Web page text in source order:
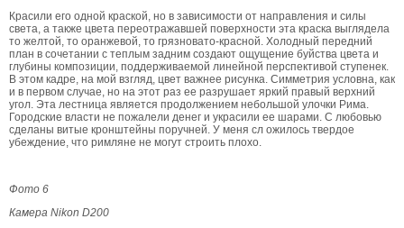
Красили его одной краской, но в зависимости от направления и силы
света, а также цвета переотражавшей поверхности эта краска выглядела
то желтой, то оранжевой, то грязновато-красной. Холодный передний
план в сочетании с теплым задним создают ощущение буйства цвета и
глубины композиции, поддерживаемой линейной перспективой ступенек.
В этом кадре, на мой взгляд, цвет важнее рисунка. Симметрия условна, как
и в первом случае, но на этот раз ее разрушает яркий правый верхний
угол. Эта лестница является продолжением небольшой улочки Рима.
Городские власти не пожалели денег и украсили ее шарами. С любовью
сделаны витые кронштейны поручней. У меня сл ожилось твердое
убеждение, что римляне не могут строить плохо.
Фото 6
Камера Nikon D200